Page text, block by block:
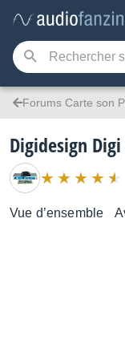
Forums Carte son
Digidesign Digi
Vue d’ensemble